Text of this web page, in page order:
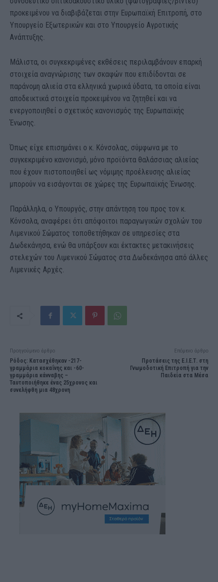
προκειμένου να διαβιβάζεται στην Ευρωπαϊκή Επιτροπή, στο
Υπουργείο Εξωτερικών και στο Υπουργείο Αγροτικής
Ανάπτυξης.
Μάλιστα, οι συγκεκριμένες εκθέσεις περιλαμβάνουν επαρκή
στοιχεία αναγνώρισης των σκαφών που επιδίδονται σε
παράνομη αλιεία στα ελληνικά χωρικά ύδατα, τα οποία είναι
αποδεικτικά στοιχεία προκειμένου να ζητηθεί και να
ενεργοποιηθεί ο σχετικός κανονισμός της Ευρωπαϊκής
Ένωσης.
Όπως είχε επισημάνει ο κ. Κόνσολας, σύμφωνα με το
συγκεκριμένο κανονισμό, μόνο προϊόντα θαλάσσιας αλιείας
που έχουν πιστοποιηθεί ως νόμιμης προέλευσης αλιείας
μπορούν να εισάγονται σε χώρες της Ευρωπαϊκής Ένωσης.
Παράλληλα, ο Υπουργός, στην απάντηση του προς τον κ.
Κόνσολα, αναφέρει ότι απόφοιτοι παραγωγικών σχολών του
Λιμενικού Σώματος τοποθετήθηκαν σε υπηρεσίες στα
Δωδεκάνησα, ενώ θα υπάρξουν και έκτακτες μετακινήσεις
στελεχών του Λιμενικού Σώματος στα Δωδεκάνησα από άλλες
Λιμενικές Αρχές.
Προηγούμενο άρθρο
Ρόδος: Κατασχέθηκαν -217-
γραμμάρια κοκαΐνης και -60-
γραμμάρια κάνναβης –
Ταυτοποιήθηκε ένας 25χρονος και
συνελήφθη μια 48χρονη
Επόμενο άρθρο
Προτάσεις της Ε.Ι.Ε.Τ. στη
Γνωμοδοτική Επιτροπή για την
Παιδεία στα Μέσα